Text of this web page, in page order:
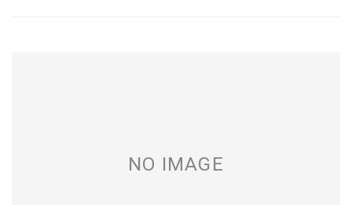
NO IMAGE